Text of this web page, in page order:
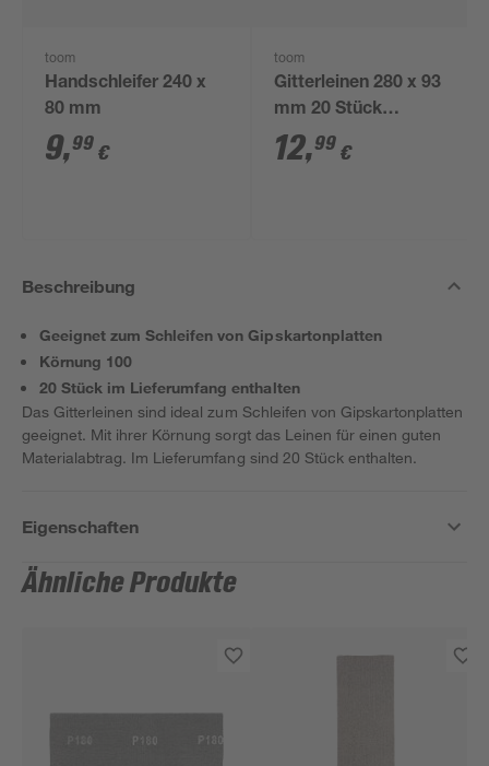
toom
Handschleifer 240 x
80 mm
9,99 €
toom
Gitterleinen 280 x 93
mm 20 Stück
Körnung 180
12,99 €
Beschreibung
Geeignet zum Schleifen von Gipskartonplatten
Körnung 100
20 Stück im Lieferumfang enthalten
Das Gitterleinen sind ideal zum Schleifen von Gipskartonplatten
geeignet. Mit ihrer Körnung sorgt das Leinen für einen guten
Materialabtrag. Im Lieferumfang sind 20 Stück enthalten.
Eigenschaften
Ähnliche Produkte